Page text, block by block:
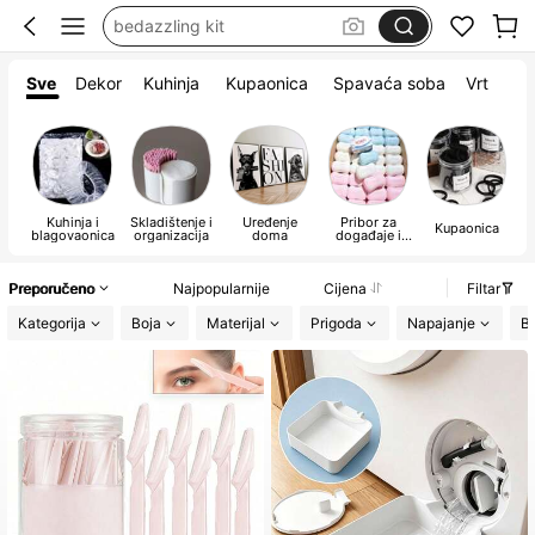
room decor
Sve Dekor Kuhinja Kupaonica Spavaća soba Vrt
Kuhinja i
blagovaonica
Skladištenje i
organizacija
Uređenje
doma
Pribor za
događaje i
zabave
Kupaonica
Preporučeno Najpopularnije Cijena
Filtar
Kategorija
Boja Materijal Prigoda Napajanje